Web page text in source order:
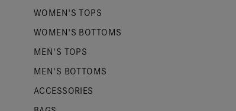
WOMEN'S TOPS
WOMEN'S BOTTOMS
MEN'S TOPS
MEN'S BOTTOMS
ACCESSORIES